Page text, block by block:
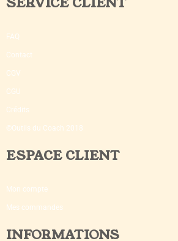
FAQ
Contact
CGV
CGU
Crédits
©Outils du Coach 2018
ESPACE CLIENT
Mon compte
Mes commandes
INFORMATIONS